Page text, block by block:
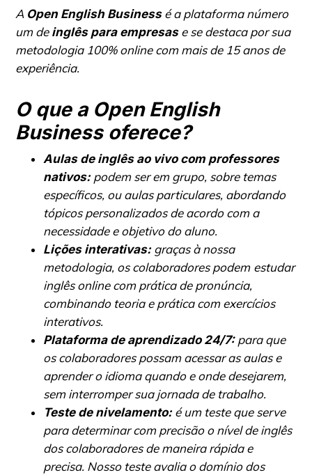
A Open English Businessé a plataforma número
um de inglês para empresase se destaca por sua
metodologia 100% online com mais de 15 anos de
experiência.
O que a Open English
Business oferece?
Aulas de inglês ao vivo com professores
nativos:podem ser em grupo, sobre temas
específicos, ou aulas particulares, abordando
tópicos personalizados de acordo com a
necessidade e objetivo do aluno.
Lições interativas: graças à nossa
metodologia, os colaboradores podem estudar
inglês onlinecom prática de pronúncia,
combinando teoria e prática com exercícios
interativos.
Plataforma de aprendizado 24/7: para que
os colaboradores possam acessar as aulas e
aprender o idioma quando e onde desejarem,
sem interromper sua jornada de trabalho.
Teste de nivelamento:é um teste que serve
para determinar com precisão o nível de inglês
dos colaboradores de maneira rápida e
precisa. Nosso teste avalia o domínio dos